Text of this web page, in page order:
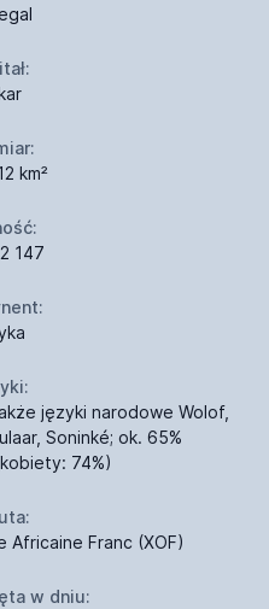
km²
147
języki narodowe Wolof,
Soninké; ok. 65%
74%)
Africaine Franc (XOF)
w dniu: